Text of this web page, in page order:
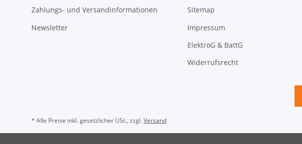
Zahlungs- und Versandinformationen
Newsletter
Sitemap
Impressum
ElektroG & BattG
Widerrufsrecht
* Alle Preise inkl. gesetzlicher USt., zzgl.Versand